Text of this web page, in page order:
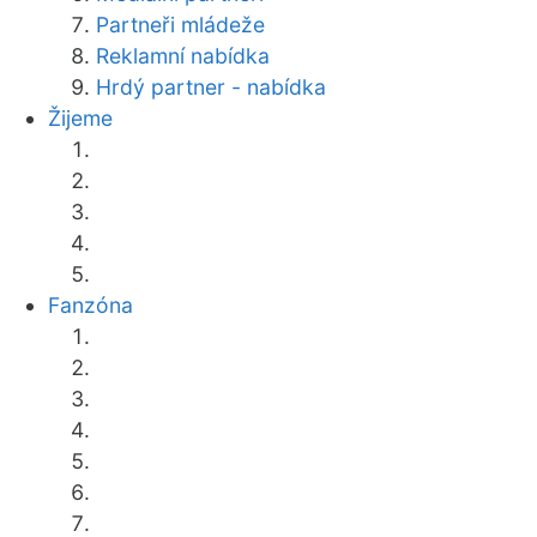
Partneři mládeže
Reklamní nabídka
Hrdý partner - nabídka
Žijeme
Fanzóna